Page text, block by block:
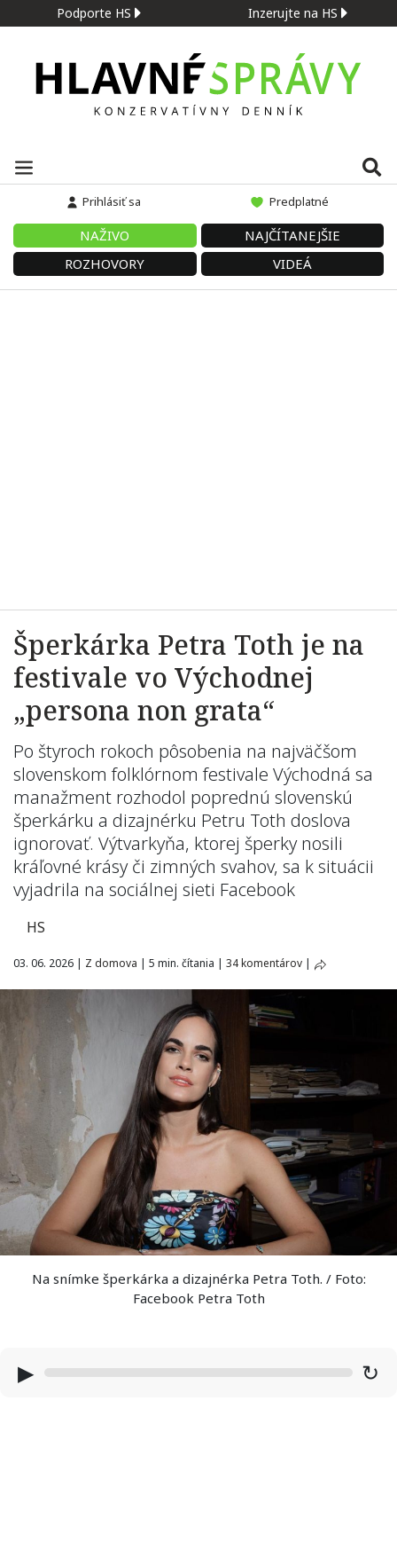
Podporte HS Inzerujte na HS
Prihlásiť sa Predplatné
NAŽIVO
NAJČÍTANEJŠIE
ROZHOVORY
VIDEÁ
Šperkárka Petra Toth je na
festivale vo Východnej
„persona non grata“
Po štyroch rokoch pôsobenia na najväčšom
slovenskom folklórnom festivale Východná sa
manažment rozhodol poprednú slovenskú
šperkárku a dizajnérku Petru Toth doslova
ignorovať. Výtvarkyňa, ktorej šperky nosili
kráľovné krásy či zimných svahov, sa k situácii
vyjadrila na sociálnej sieti Facebook
HS
03. 06. 2026 | Z domova | 5 min. čítania | 34 komentárov |
Na snímke šperkárka a dizajnérka Petra Toth. / Foto:
Facebook Petra Toth
▶ ↻